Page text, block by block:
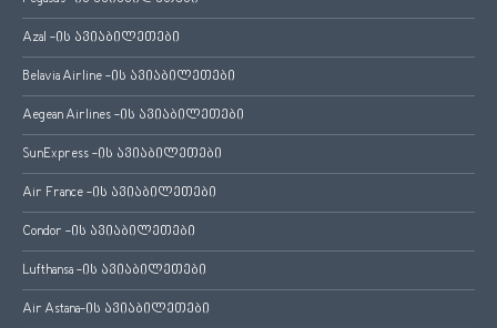
Azal -ის ავიაბილეთები
Belavia Airline -ის ავიაბილეთები
Aegean Airlines -ის ავიაბილეთები
SunExpress -ის ავიაბილეთები
Air France -ის ავიაბილეთები
Condor -ის ავიაბილეთები
Lufthansa -ის ავიაბილეთები
Air Astana-ის ავიაბილეთები